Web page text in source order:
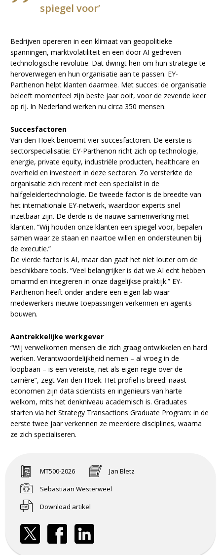
spiegel voor’
Bedrijven opereren in een klimaat van geopolitieke
spanningen, marktvolatiliteit en een door AI gedreven
technologische revolutie. Dat dwingt hen om hun strategie te
heroverwegen en hun organisatie aan te passen. EY-
Parthenon helpt klanten daarmee. Met succes: de organisatie
beleeft momenteel zijn beste jaar ooit, voor de zevende keer
op rij. In Nederland werken nu circa 350 mensen.
Succesfactoren
Van den Hoek benoemt vier succesfactoren. De eerste is
sectorspecialisatie: EY-Parthenon richt zich op technologie,
energie, private equity, industriële producten, healthcare en
overheid en investeert in deze sectoren. Zo versterkte de
organisatie zich recent met een specialist in de
halfgeleidertechnologie. De tweede factor is de breedte van
het internationale EY-netwerk, waardoor experts snel
inzetbaar zijn. De derde is de nauwe samenwerking met
klanten. “Wij houden onze klanten een spiegel voor, bepalen
samen waar ze staan en naartoe willen en ondersteunen bij
de executie.”
De vierde factor is AI, maar dan gaat het niet louter om de
beschikbare tools. “Veel belangrijker is dat we AI echt hebben
omarmd en integreren in onze dagelijkse praktijk.” EY-
Parthenon heeft onder andere een eigen lab waar
medewerkers nieuwe toepassingen verkennen en agents
bouwen.
Aantrekkelijke werkgever
“Wij verwelkomen mensen die zich graag ontwikkelen en hard
werken. Verantwoordelijkheid nemen – al vroeg in de
loopbaan – is een vereiste, net als eigen regie over de
carrière”, zegt Van den Hoek. Het profiel is breed: naast
economen zijn data scientists en ingenieurs van harte
welkom, mits het denkniveau academisch is. Graduates
starten via het Strategy Transactions Graduate Program: in de
eerste twee jaar verkennen ze meerdere disciplines, waarna
ze zich specialiseren.
MT500-2026
Jan Bletz
Sebastiaan Westerweel
Download artikel